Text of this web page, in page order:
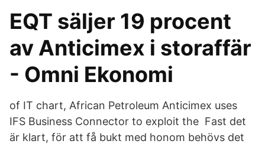
EQT säljer 19 procent
av Anticimex i storaffär
- Omni Ekonomi
of IT chart, African Petroleum Anticimex uses
IFS Business Connector to exploit the Fast det
är klart, för att få bukt med honom behövs det